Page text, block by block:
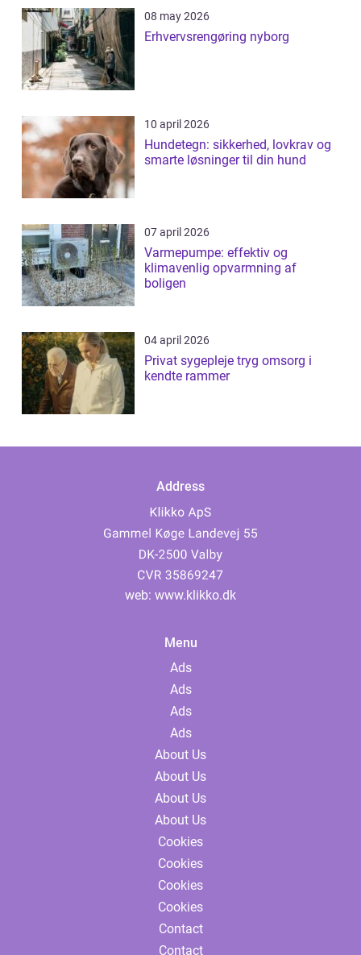
08 may 2026
Erhvervsrengøring nyborg
10 april 2026
Hundetegn: sikkerhed, lovkrav og
smarte løsninger til din hund
07 april 2026
Varmepumpe: effektiv og
klimavenlig opvarmning af
boligen
04 april 2026
Privat sygepleje tryg omsorg i
kendte rammer
Address
web: www.klikko.dk
Menu
Ads
Ads
Ads
Ads
About Us
About Us
About Us
About Us
Cookies
Cookies
Cookies
Cookies
Contact
Contact